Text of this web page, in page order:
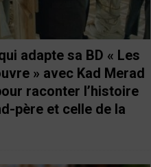
adapte sa BD « Les
» avec Kad Merad
raconter l’histoire
père et celle de la